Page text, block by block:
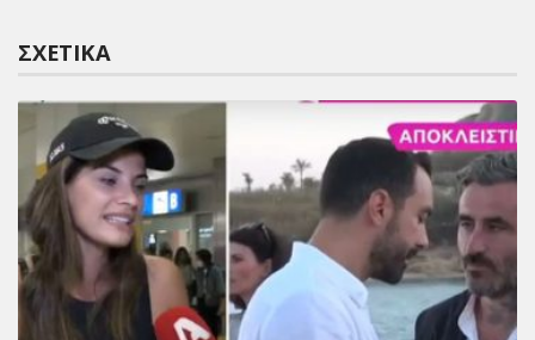
ΣΧΕΤΙΚΆ